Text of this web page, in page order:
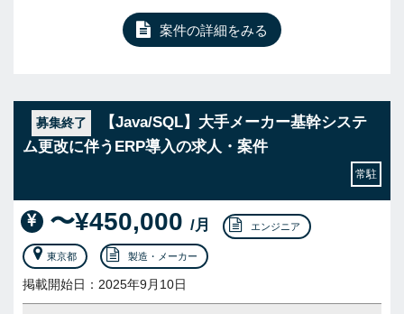
案件の詳細をみる
募集終了
【Java/SQL】大手メーカー基幹システ
ム更改に伴うERP導入の求人・案件
常駐
〜¥450,000 /月 エンジニア
東京都 製造・メーカー
掲載開始日：2025年9月10日